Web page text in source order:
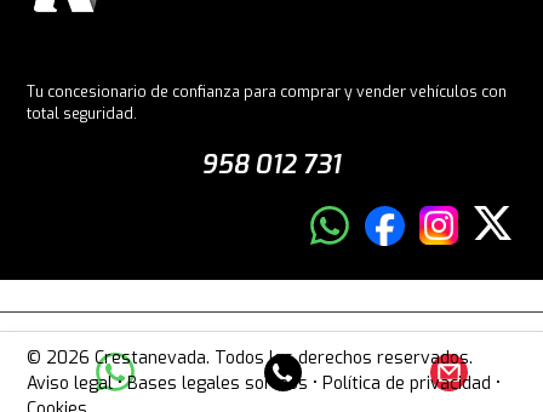
Tu concesionario de confianza para comprar y vender vehículos con
total seguridad.
958 012 731
© 2026 Crestanevada. Todos los derechos reservados.
Aviso legal•Bases legales sorteos •Política de privacidad •